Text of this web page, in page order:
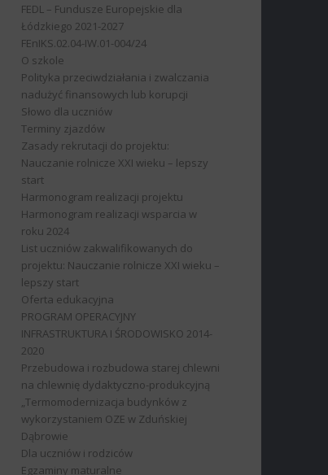
FEDL – Fundusze Europejskie dla
Łódzkiego 2021-2027
FEnIKS.02.04-IW.01-004/24
O szkole
Polityka przeciwdziałania i zwalczania
nadużyć finansowych lub korupcji
Słowo dla uczniów
Terminy zjazdów
Zasady rekrutacji do projektu:
Nauczanie rolnicze XXI wieku – lepszy
start
Harmonogram realizacji projektu
Harmonogram realizacji wsparcia w
roku 2024
List uczniów zakwalifikowanych do
projektu: Nauczanie rolnicze XXI wieku –
lepszy start
Oferta edukacyjna
PROGRAM OPERACYJNY
INFRASTRUKTURA I ŚRODOWISKO 2014-
2020
Przebudowa i rozbudowa starej chlewni
na chlewnię dydaktyczno-produkcyjną
„Termomodernizacja budynków z
wykorzystaniem OZE w Zduńskiej
Dąbrowie
Dla uczniów i rodziców
Egzaminy maturalne